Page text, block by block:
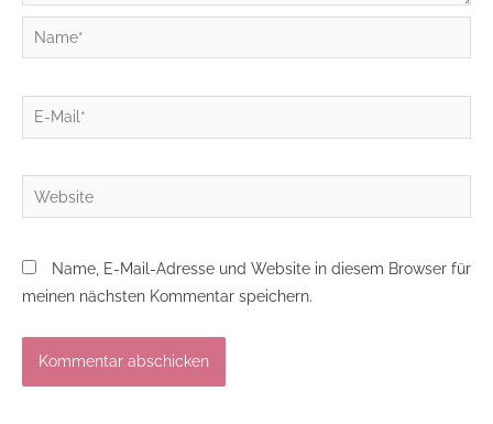
Name*
E-
Mail*
Website
Name, E-Mail-Adresse und Website in diesem Browser für
meinen nächsten Kommentar speichern.